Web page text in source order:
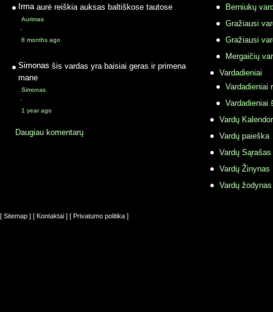
Irma aurė reiškia auksas baltiškose tautose
Aurimas
·
8 months ago
Simonas šis vardas yra baisiai geras ir primena
mane
Simonas
·
1 year ago
Daugiau komentarų
Berniukų
Gražiausi
Gražiausi
Mergaičių
Vardadieniai
Vardadieniai
Vardadieniai
Vardų
Vardų paieška
Vardų Sąrašas
Vardų Žinynas
Vardų
[ Sitemap ] [ Kontaktai ] [ Privatumo politika ]